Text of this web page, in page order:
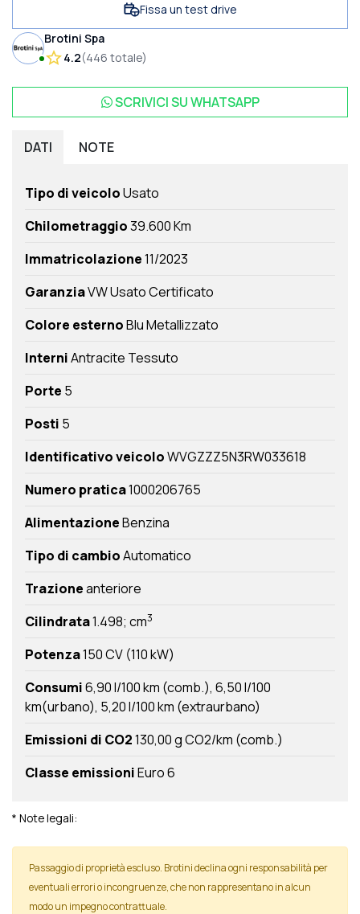
Fissa un test drive
Brotini Spa
4.2(446 totale)
SCRIVICI SUWHATSAPP
DATI NOTE
Tipo di veicoloUsato
Chilometraggio39.600 Km
Immatricolazione11/2023
GaranziaVW Usato Certificato
Colore esternoBlu Metallizzato
InterniAntracite Tessuto
Porte 5
Posti 5
Identificativo veicoloWVGZZZ5N3RW033618
Numero pratica1000206765
AlimentazioneBenzina
Tipo di cambioAutomatico
Trazioneanteriore
Cilindrata1.498; cm3
Potenza150 CV (110 kW)
Consumi6,90 l/100 km (comb.) 6,50 l/100
km(urbano) 5,20 l/100 km (extraurbano)
Emissioni di CO2130,00 g CO2/km (comb.)
Classe emissioniEuro 6
* Note legali:
Passaggio di proprietà escluso. Brotini declina ogni responsabilità per
eventuali errori o incongruenze, che non rappresentano in alcun
modo un impegno contrattuale.